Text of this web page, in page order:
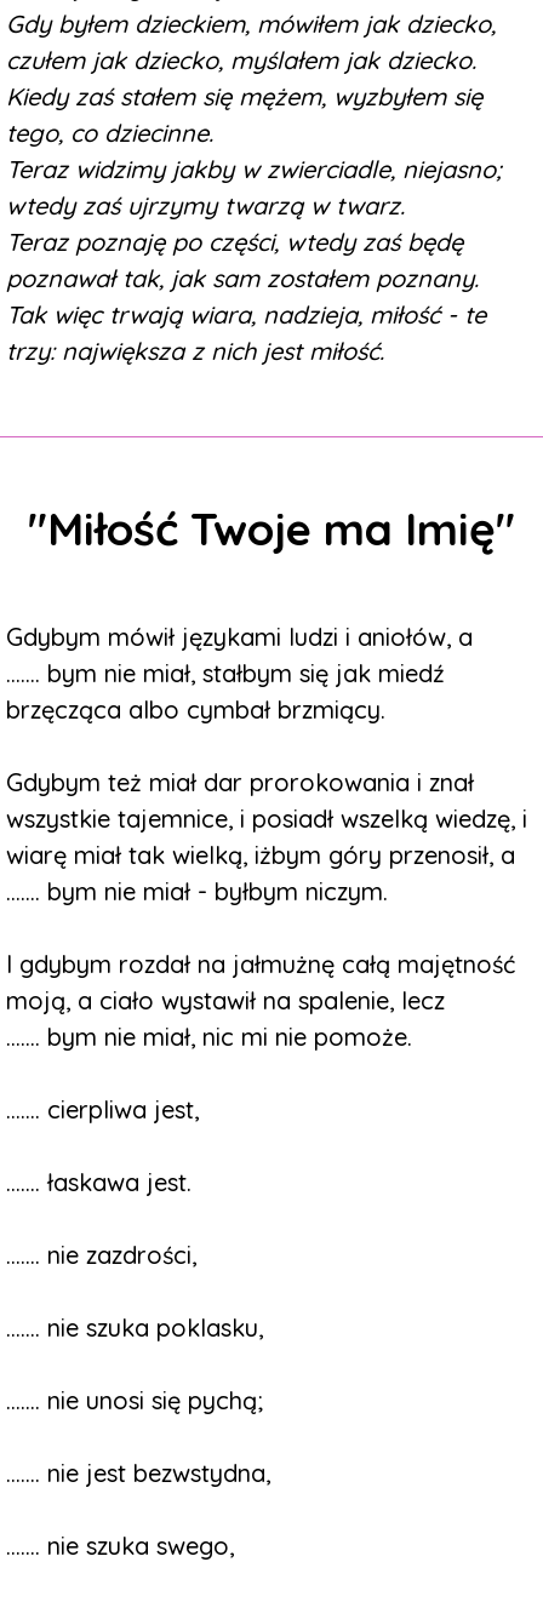
Gdy byłem dzieckiem, mówiłem jak dziecko,
czułem jak dziecko, myślałem jak dziecko.
Kiedy zaś stałem się mężem, wyzbyłem się
tego, co dziecinne.
Teraz widzimy jakby w zwierciadle, niejasno;
wtedy zaś ujrzymy twarzą w twarz.
Teraz poznaję po części, wtedy zaś będę
poznawał tak, jak sam zostałem poznany.
Tak więc trwają wiara, nadzieja, miłość - te
trzy: największa z nich jest miłość.
"Miłość Twoje ma Imię"
Gdybym mówił językami ludzi i aniołów, a
....... bym nie miał, stałbym się jak miedź
brzęcząca albo cymbał brzmiący.
Gdybym też miał dar prorokowania i znał
wszystkie tajemnice, i posiadł wszelką wiedzę, i
wiarę miał tak wielką, iżbym góry przenosił, a
....... bym nie miał - byłbym niczym.
I gdybym rozdał na jałmużnę całą majętność
moją, a ciało wystawił na spalenie, lecz
....... bym nie miał, nic mi nie pomoże.
....... cierpliwa jest,
....... łaskawa jest.
....... nie zazdrości,
....... nie szuka poklasku,
....... nie unosi się pychą;
....... nie jest bezwstydna,
....... nie szuka swego,